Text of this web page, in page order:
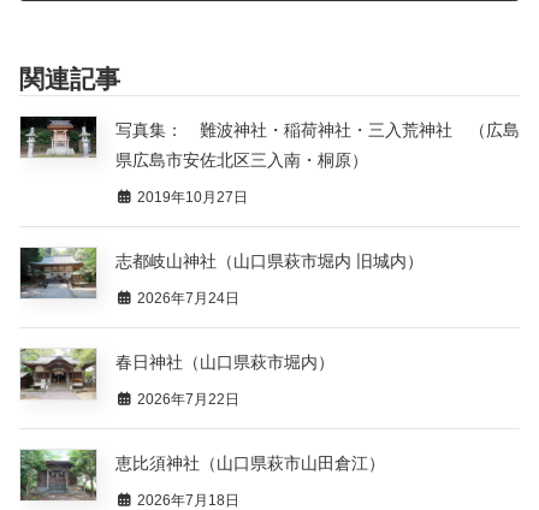
関連記事
写真集： 難波神社・稲荷神社・三入荒神社 （広島
県広島市安佐北区三入南・桐原）
2019年10月27日
志都岐山神社（山口県萩市堀内 旧城内）
2026年7月24日
春日神社（山口県萩市堀内）
2026年7月22日
恵比須神社（山口県萩市山田倉江）
2026年7月18日